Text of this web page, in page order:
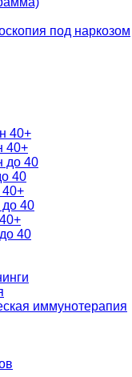
под наркозом
40+
40+
до 40
40
40
40
иммунотерапия